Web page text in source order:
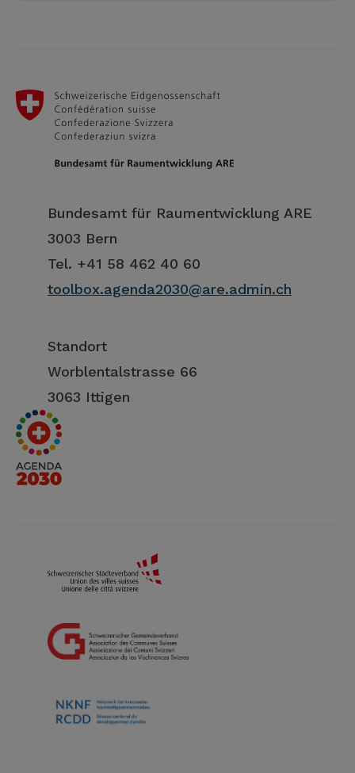
Bundesamt für Raumentwicklung ARE
3003 Bern
Tel. +41 58 462 40 60
toolbox.agenda2030@are.admin.ch
Standort
Worblentalstrasse 66
3063 Ittigen